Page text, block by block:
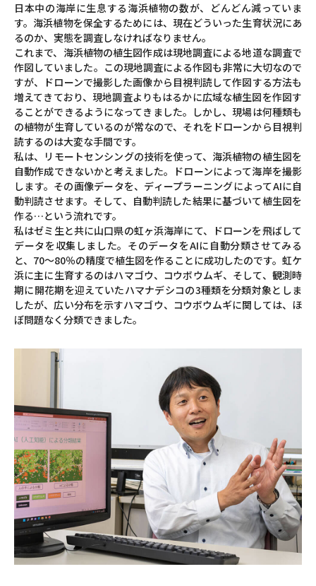
日本中の海岸に生息する海浜植物の数が、どんどん減っていま
す。海浜植物を保全するためには、現在どういった生育状況にあ
るのか、実態を調査しなければなりません。
これまで、海浜植物の植生図作成は現地調査による地道な調査で
作図していました。この現地調査による作図も非常に大切なので
すが、ドローンで撮影した画像から目視判読して作図する方法も
増えてきており、現地調査よりもはるかに広域な植生図を作図す
ることができるようになってきました。しかし、現場は何種類も
の植物が生育しているのが常なので、それをドローンから目視判
読するのは大変な手間です。
私は、リモートセンシングの技術を使って、海浜植物の植生図を
自動作成できないかと考えました。ドローンによって海岸を撮影
します。その画像データを、ディープラーニングによってAIに自
動判読させます。そして、自動判読した結果に基づいて植生図を
作る…という流れです。
私はゼミ生と共に山口県の虹ヶ浜海岸にて、ドローンを飛ばして
データを収集しました。そのデータをAIに自動分類させてみる
と、70～80％の精度で植生図を作ることに成功したのです。虹ケ
浜に主に生育するのはハマゴウ、コウボウムギ、そして、観測時
期に開花期を迎えていたハマナデシコの3種類を分類対象としま
したが、広い分布を示すハマゴウ、コウボウムギに関しては、ほ
ぼ問題なく分類できました。